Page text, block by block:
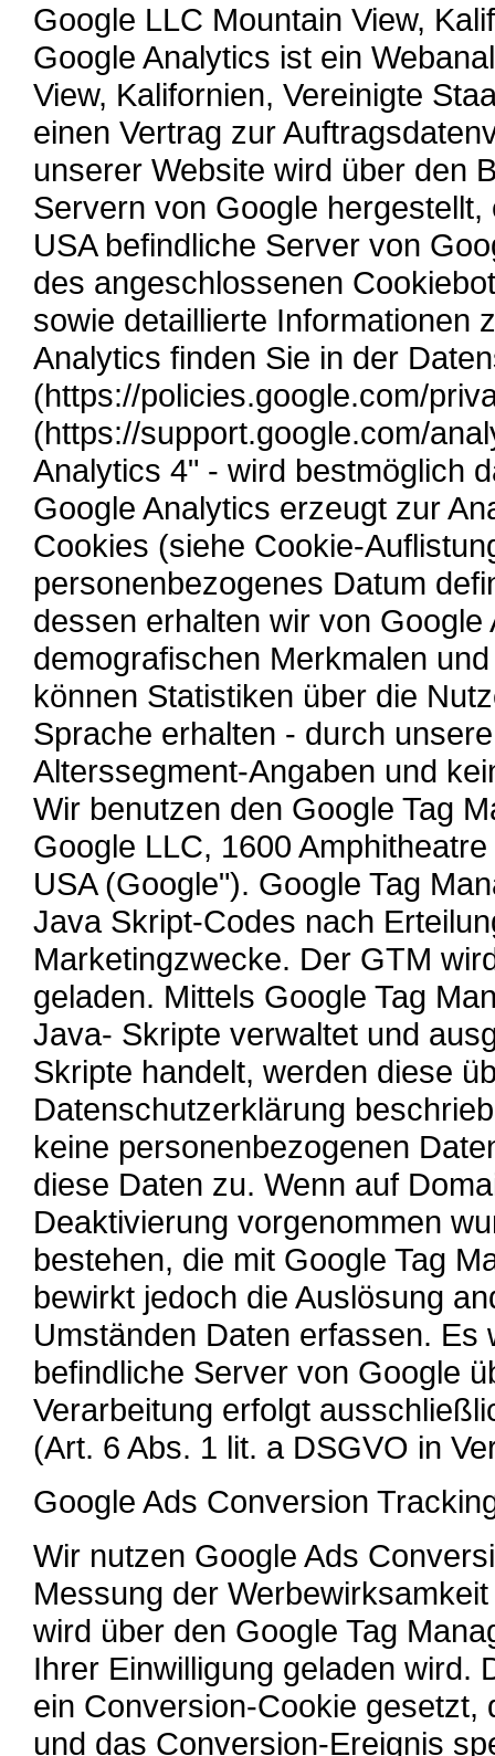
Google LLC Mountain View,
Google Analytics ist ein
View, Kalifornien, Vereinigte
einen Vertrag zur
unserer Website wird über den
Servern von Google
USA befindliche Server von
des angeschlossenen
sowie detaillierte Informationen
Analytics finden Sie in der
(https://policies.google.com/
(https://support.google.com/
Analytics 4" - wird bestmöglich
Google Analytics erzeugt zur
Cookies (siehe Cookie-
personenbezogenes Datum
dessen erhalten wir von
demografischen Merkmalen
können Statistiken über die
Sprache erhalten - durch
Alterssegment-Angaben und
Wir benutzen den Google Tag
Google LLC, 1600
USA (Google"). Google Tag
Java Skript-Codes nach
Marketingzwecke. Der GTM
geladen. Mittels Google Tag
Java- Skripte verwaltet und
Skripte handelt, werden diese
Datenschutzerklärung
keine personenbezogenen
diese Daten zu. Wenn auf
Deaktivierung vorgenommen
bestehen, die mit Google Tag
bewirkt jedoch die Auslösung
Umständen Daten erfassen. Es
befindliche Server von Google
Verarbeitung erfolgt
(Art. 6 Abs. 1 lit. a DSGVO in
Google Ads Conversion
Wir nutzen Google Ads
Messung der
wird über den Google Tag
Ihrer Einwilligung geladen wird.
ein Conversion-Cookie
und das Conversion-Ereignis